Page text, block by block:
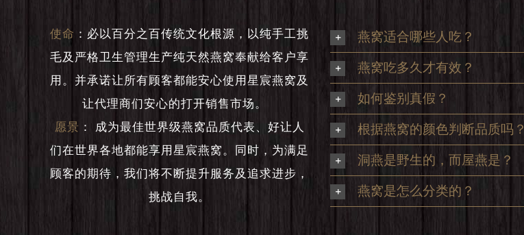
使命 ： 必以百分之百传统文化根源，以纯手工挑
毛及严格卫生管理生产纯天然燕窝奉献给客户享
用。并承诺让所有顾客都能安心使用星宸燕窝及
让代理商们安心的打开销售市场。
愿景 ：
成为最佳世界级燕窝品质代表、好让人
们在世界各地都能享用星宸燕窝。同时，为满足
顾客的期待，我们将不断提升服务及追求进步，
挑战自我。
燕窝适合哪些人吃？
燕窝吃多久才有效？
如何鉴别真假？
根据燕窝的颜色判断品质吗？
洞燕是野生的，而屋燕是？
燕窝是怎么分类的？